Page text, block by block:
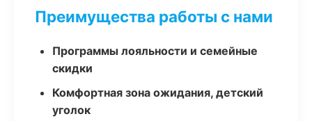
Преимущества работы с нами
Программы лояльности и семейные
скидки
Комфортная зона ожидания, детский
уголок